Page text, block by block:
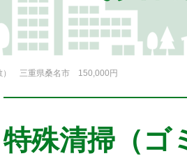
） 三重県桑名市 150,000円
特殊清掃（